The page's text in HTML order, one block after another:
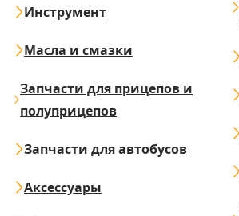
Инструмент
Масла и смазки
Запчасти для прицепов и
полуприцепов
Запчасти для автобусов
Аксессуары